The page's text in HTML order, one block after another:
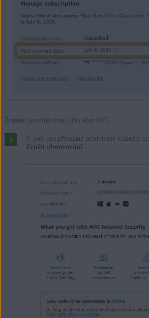
Zrušení prodlužování přes účet AVG:
V poli pro příslušné předplatné klikněte na
Zrušit obnovování